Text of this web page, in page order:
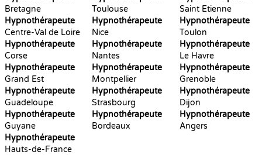
Bretagne
Hypnothérapeute
Centre-Val de Loire
Hypnothérapeute
Corse
Hypnothérapeute
Grand Est
Hypnothérapeute
Guadeloupe
Hypnothérapeute
Guyane
Hypnothérapeute
Hauts-de-France
Toulouse
Hypnothérapeute
Nice
Hypnothérapeute
Nantes
Hypnothérapeute
Montpellier
Hypnothérapeute
Strasbourg
Hypnothérapeute
Bordeaux
Saint Etienne
Hypnothérapeute
Toulon
Hypnothérapeute
Le Havre
Hypnothérapeute
Grenoble
Hypnothérapeute
Dijon
Hypnothérapeute
Angers